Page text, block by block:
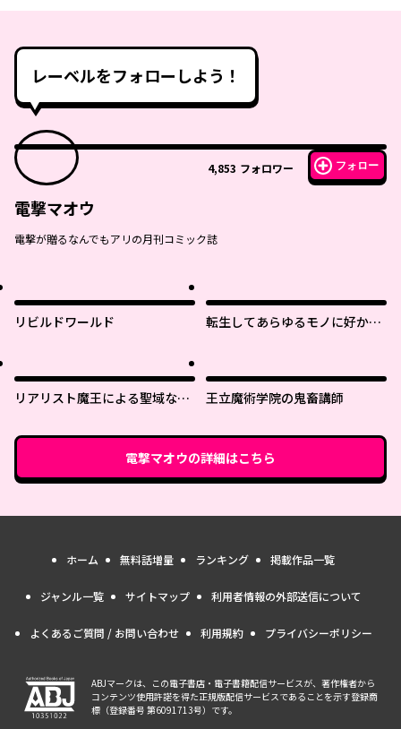
レーベルをフォローしよう！
4,853 フォロワー フォロー
電撃マオウ
電撃が贈るなんでもアリの月刊コミック誌
リビルドワールド
転生してあらゆるモノに好かれ
リアリスト魔王による聖域なき
王立魔術学院の鬼畜講師
電撃マオウの詳細はこちら
ホーム 無料話増量 ランキング 掲載作品一覧
ジャンル一覧 サイトマップ 利用者情報の外部送信について
よくあるご質問 / お問い合わせ 利用規約 プライバシーポリシー
ABJマークは、この電子書店・電子書籍配信サービスが、著作権者から
コンテンツ使用許諾を得た正規版配信サービスであることを示す登録商
標（登録番号 第6091713号）です。